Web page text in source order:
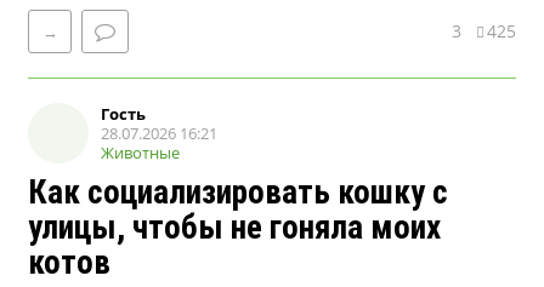
→ 3 425
Гость
28.07.2026 16:21
Животные
Как социализировать кошку с
улицы, чтобы не гоняла моих
котов